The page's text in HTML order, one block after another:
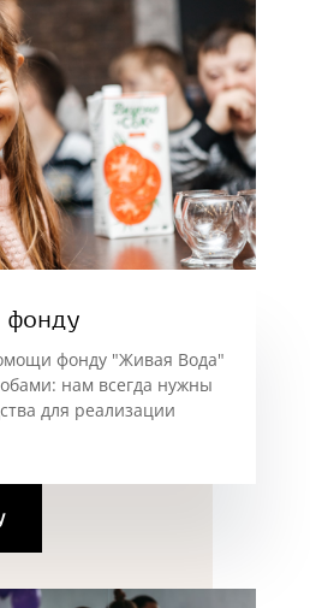
фонду "Живая Вода"
нам всегда нужны
для реализации